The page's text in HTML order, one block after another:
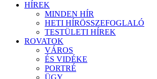
HÍREK
MINDEN HÍR
HETI HÍRÖSSZEFOGLALÓ
TESTÜLETI HÍREK
ROVATOK
VÁROS
ÉS VIDÉKE
PORTRÉ
ÜGY